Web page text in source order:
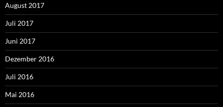
August 2017
Juli 2017
Juni 2017
Dezember 2016
Juli 2016
Mai 2016